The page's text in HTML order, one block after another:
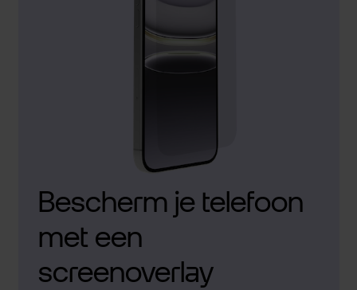
Bescherm je telefoon
met een
screenoverlay